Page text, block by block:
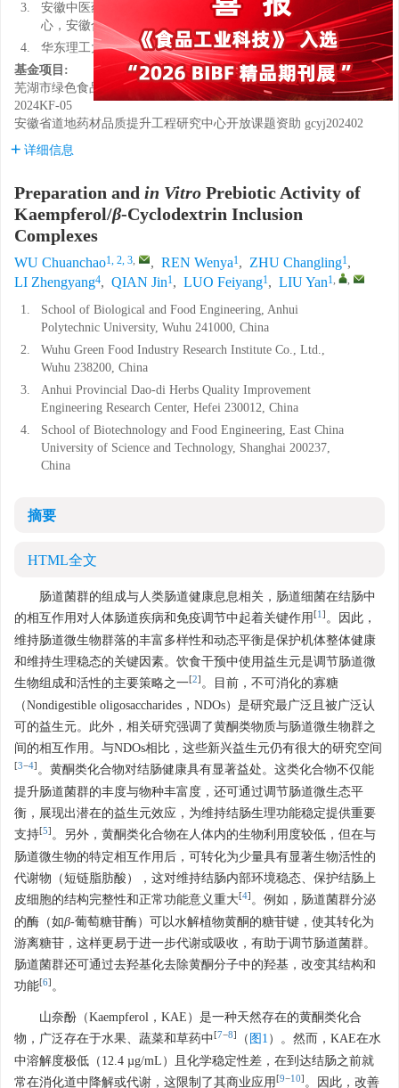
3.
安徽中医药大学安徽省道地药材品质提升工程研究中
心，安徽合肥 230012
4.
华东理工大学生物与食品工程学院，上海 200237
基金项目:
芜湖市绿色食品产业研究院有限公司开放基金课题 LSSPCYYJY-
2024KF-05
安徽省道地药材品质提升工程研究中心开放课题资助 gcyj202402
详细信息
Preparation and in Vitro Prebiotic Activity of
Kaempferol/β-Cyclodextrin Inclusion
Complexes
WU Chuanchao1, 2, 3, , REN Wenya1, ZHU Changling1,
LI Zhengyang4, QIAN Jin1, LUO Feiyang1, LIU Yan1, ,
1.
School of Biological and Food Engineering, Anhui
Polytechnic University, Wuhu 241000, China
2.
Wuhu Green Food Industry Research Institute Co., Ltd.,
Wuhu 238200, China
3.
Anhui Provincial Dao-di Herbs Quality Improvement
Engineering Research Center, Hefei 230012, China
4.
School of Biotechnology and Food Engineering, East China
University of Science and Technology, Shanghai 200237,
China
摘要
HTML全文
肠道菌群的组成与人类肠道健康息息相关，肠道细菌在结肠中
的相互作用对人体肠道疾病和免疫调节中起着关键作用 [1 ] 。因此，
维持肠道微生物群落的丰富多样性和动态平衡是保护机体整体健康
和维持生理稳态的关键因素。饮食干预中使用益生元是调节肠道微
生物组成和活性的主要策略之一[2] 。目前，不可消化的寡糖
（Nondigestible oligosaccharides，NDOs）是研究最广泛且被广泛认
可的益生元。此外，相关研究强调了黄酮类物质与肠道微生物群之
间的相互作用。与NDOs相比，这些新兴益生元仍有很大的研究空间
[3−4] 。黄酮类化合物对结肠健康具有显著益处。这类化合物不仅能
提升肠道菌群的丰度与物种丰富度，还可通过调节肠道微生态平
衡，展现出潜在的益生元效应，为维持结肠生理功能稳定提供重要
支持[5] 。另外，黄酮类化合物在人体内的生物利用度较低，但在与
肠道微生物的特定相互作用后，可转化为少量具有显著生物活性的
代谢物（短链脂肪酸），这对维持结肠内部环境稳态、保护结肠上
皮细胞的结构完整性和正常功能意义重大[4] 。例如，肠道菌群分泌
的酶（如β-葡萄糖苷酶）可以水解植物黄酮的糖苷键，使其转化为
游离糖苷，这样更易于进一步代谢或吸收，有助于调节肠道菌群。
肠道菌群还可通过去羟基化去除黄酮分子中的羟基，改变其结构和
功能[6] 。
山奈酚（Kaempferol，KAE）是一种天然存在的黄酮类化合
物，广泛存在于水果、蔬菜和草药中 [7−8] （ 图1 ）。然而，KAE在水
中溶解度极低（12.4 µg/mL）且化学稳定性差，在到达结肠之前就
常在消化道中降解或代谢，这限制了其商业应用 [9−10] 。因此，改善